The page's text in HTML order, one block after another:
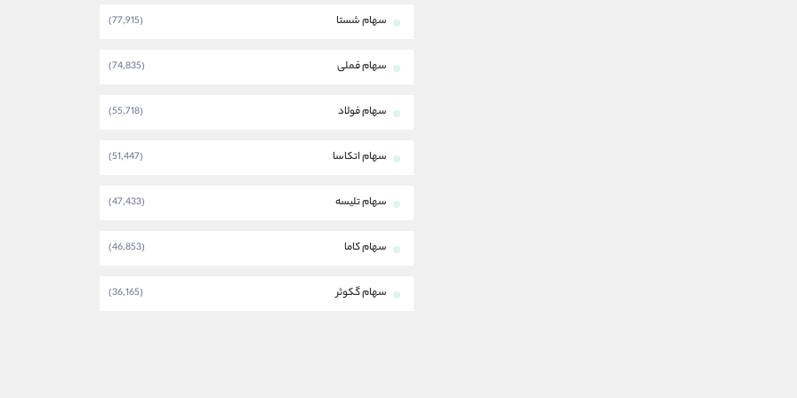
سهام شستا (77,915)
سهام فملی (74,835)
سهام فولاد (55,718)
سهام اتکاسا (51,447)
سهام تلیسه (47,433)
سهام کاما (46,853)
سهام گکوثر (36,165)